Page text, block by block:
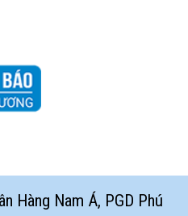
Hàng Nam Á, PGD Phú